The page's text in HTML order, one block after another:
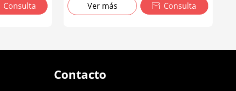
Consulta Ver más  Consulta
Contacto